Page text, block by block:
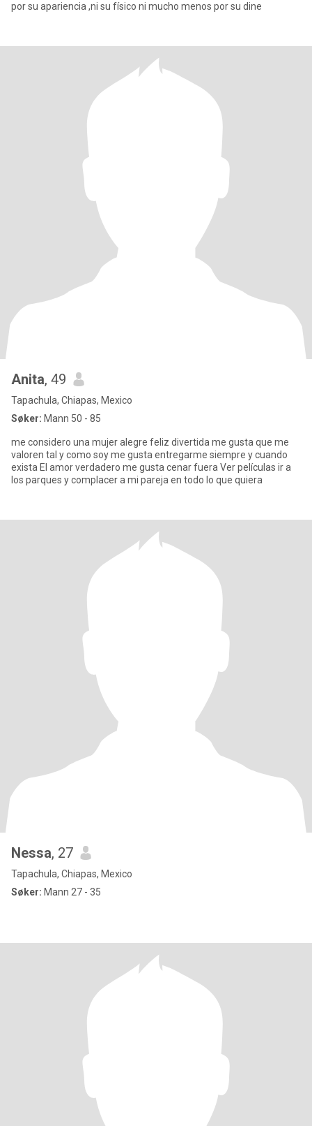
por su apariencia ,ni su físico ni mucho menos por su dine
Anita, 49
Tapachula, Chiapas, Mexico
Søker: Mann 50 - 85
me considero una mujer alegre feliz divertida me gusta que me
valoren tal y como soy me gusta entregarme siempre y cuando
exista El amor verdadero me gusta cenar fuera Ver películas ir a
los parques y complacer a mi pareja en todo lo que quiera
Nessa, 27
Tapachula, Chiapas, Mexico
Søker: Mann 27 - 35